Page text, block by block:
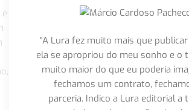
“A Lura fez muito mais que
ela se apropriou do meu sonho e o
muito maior do que eu poderia
fechamos um contrato,
parceria. Indico a Lura editorial a